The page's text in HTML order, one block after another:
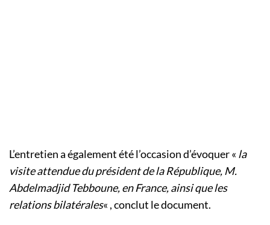
L’entretien a également été l’occasion d’évoquer « la
visite attendue du président de la République, M.
Abdelmadjid Tebboune, en France, ainsi que les
relations bilatérales« , conclut le document.